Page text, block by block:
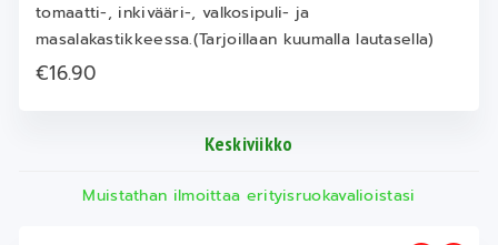
tomaatti-, inkivääri-, valkosipuli- ja
masalakastikkeessa.(Tarjoillaan kuumalla lautasella)
€16.90
Keskiviikko
Muistathan ilmoittaa erityisruokavalioistasi